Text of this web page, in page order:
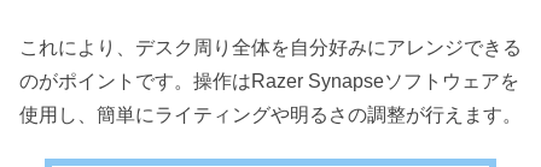
これにより、デスク周り全体を自分好みにアレンジできる
のがポイントです。操作はRazer Synapseソフトウェアを
使用し、簡単にライティングや明るさの調整が行えます。